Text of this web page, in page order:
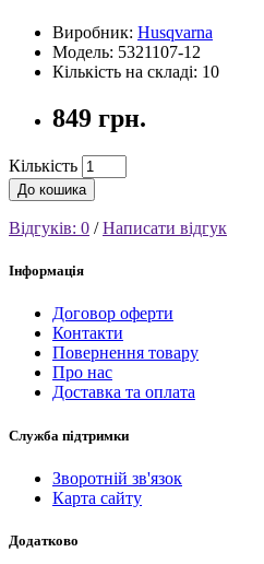
Виробник: Husqvarna
Модель: 5321107-12
Кількість на складі: 10
849 грн.
Кількість
До кошика
Відгуків: 0 /Написати відгук
Інформація
Договор оферти
Контакти
Повернення товару
Про нас
Доставка та оплата
Служба підтримки
Зворотній зв'язок
Карта сайту
Додатково